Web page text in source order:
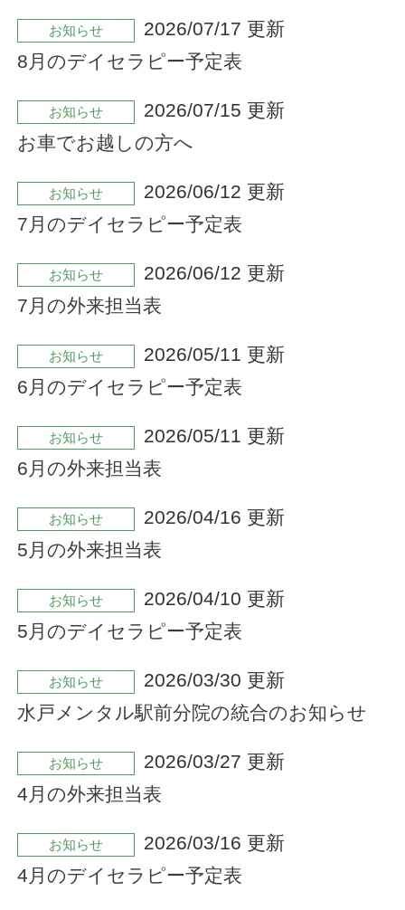
お知らせ
2026/07/17 更新
8月のデイセラピー予定表
お知らせ
2026/07/15 更新
お車でお越しの方へ
お知らせ
2026/06/12 更新
7月のデイセラピー予定表
お知らせ
2026/06/12 更新
7月の外来担当表
お知らせ
2026/05/11 更新
6月のデイセラピー予定表
お知らせ
2026/05/11 更新
6月の外来担当表
お知らせ
2026/04/16 更新
5月の外来担当表
お知らせ
2026/04/10 更新
5月のデイセラピー予定表
お知らせ
2026/03/30 更新
水戸メンタル駅前分院の統合のお知らせ
お知らせ
2026/03/27 更新
4月の外来担当表
お知らせ
2026/03/16 更新
4月のデイセラピー予定表